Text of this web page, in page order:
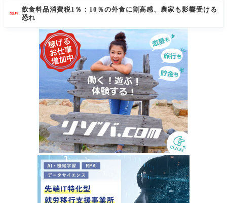
NEW
飲食料品消費税1％：10％の外食に割高感、農家も影響受ける
恐れ